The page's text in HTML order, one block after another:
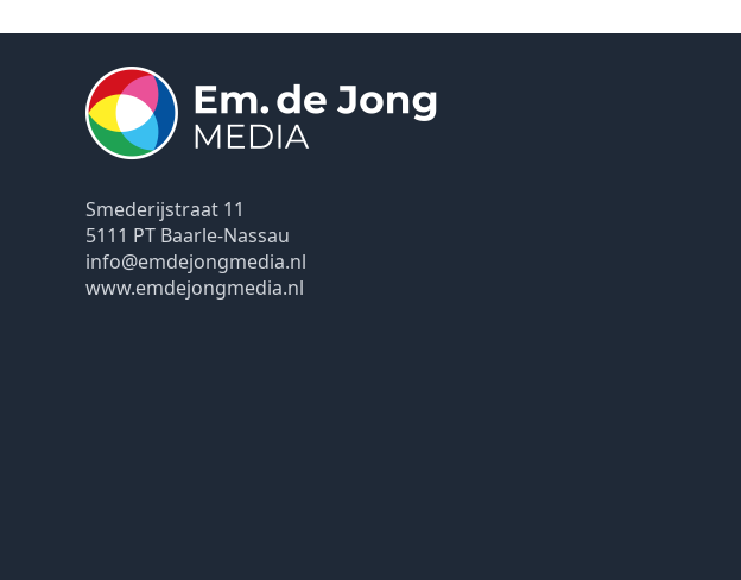
Smederijstraat 11
5111 PT Baarle-Nassau
info@emdejongmedia.nl
www.emdejongmedia.nl